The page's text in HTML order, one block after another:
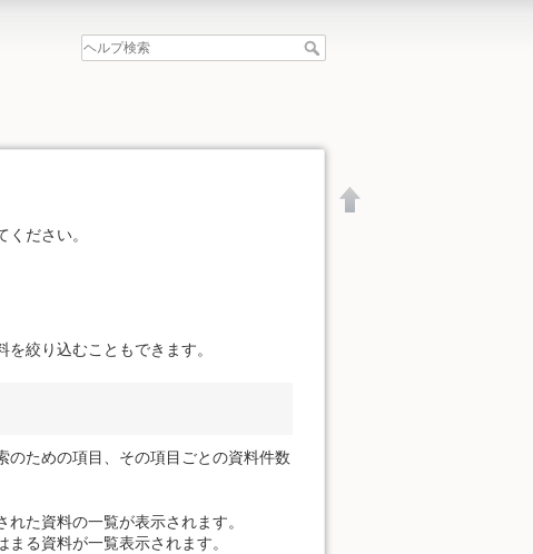
ださい。
絞り込むこともできます。
ための項目、その項目ごとの資料件数
た資料の一覧が表示されます。
る資料が一覧表示されます。